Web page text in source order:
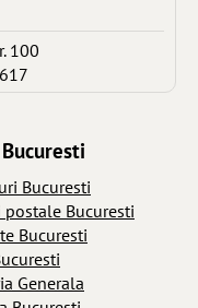
100
Bucuresti
postale Bucuresti
Bucuresti
Generala